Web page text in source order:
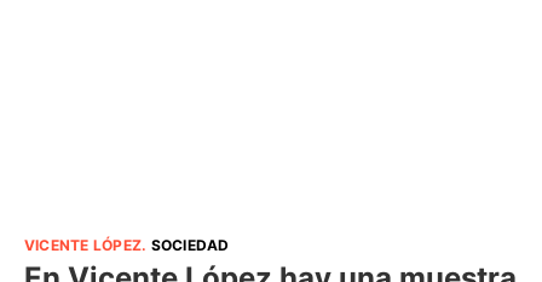
VICENTE LÓPEZ. SOCIEDAD